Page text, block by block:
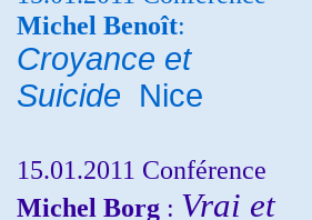
Michel Benoît:
Croyance et
Suicide Nice
15.01.2011 Conférence
Michel Borg : Vrai et